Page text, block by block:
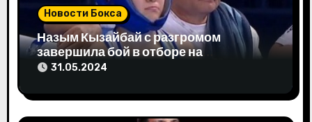
м
Новости Бокса
Назым Кызайбай с разгромом
завершила бой в отборе на
Олимпиаду-2024
31.05.2024